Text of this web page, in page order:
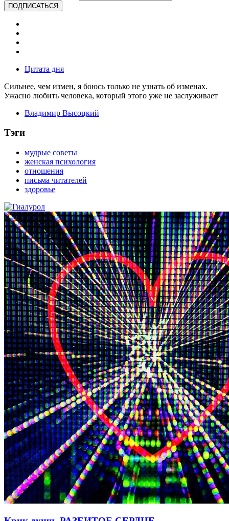
ПОДПИСАТЬСЯ
Цитата дня
Сильнее, чем измен, я боюсь только не узнать об изменах.
Ужасно любить человека, который этого уже не заслуживает
Владимир Высоцкий
Тэги
мудрые советы
женская психология
отношения
письма читателей
здоровье